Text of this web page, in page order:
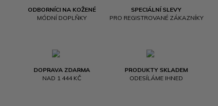
ODBORNÍCI NA KOŽENÉ
MÓDNÍ DOPLŇKY
SPECIÁLNÍ SLEVY
PRO REGISTROVANÉ ZÁKAZNÍKY
DOPRAVA ZDARMA
NAD 1 444 KČ
PRODUKTY SKLADEM
ODESÍLÁME IHNED